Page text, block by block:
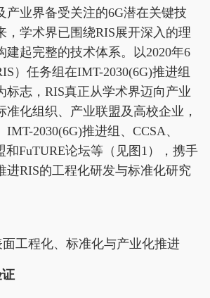
产业界备受关注的6G潜在关键技
，学术界已围绕RIS展开深入的理
建起完整的技术体系。以2020年6
）任务组在IMT-2030(6G)推进组
标志，RIS真正从学术界迈向产业
准化组织、产业联盟及高校企业，
IMT-2030(6G)推进组、CCSA、
和FuTURE论坛等（见图1），携手
进RIS的工程化研发与标准化研究
工程化、标准化与产业化推进
证